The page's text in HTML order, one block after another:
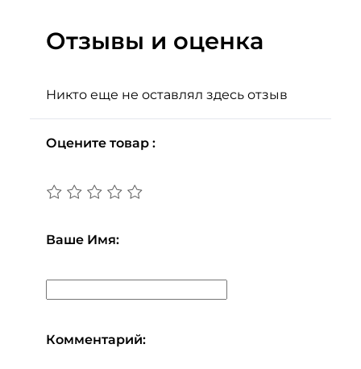
Отзывы и оценка
Никто еще не оставлял здесь отзыв
Оцените товар :
Ваше Имя:
Комментарий: